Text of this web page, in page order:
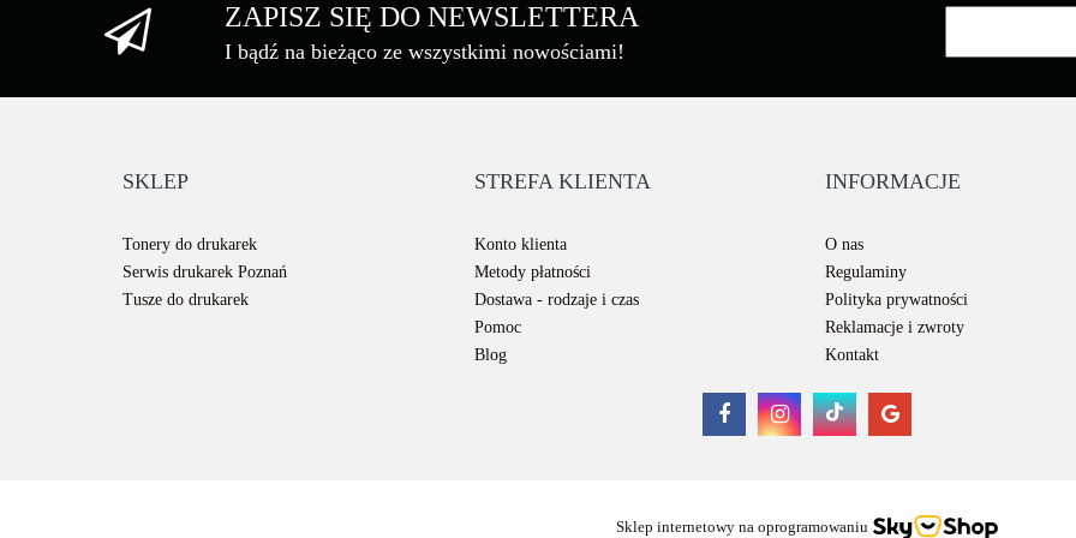
Canon
Cartridge Web
ZAPISZ SIĘ DO NEWSLETTERA
I bądź na bieżąco ze wszystkimi nowościami!
SKLEP
Tonery do drukarek
Serwis drukarek Poznań
Tusze do drukarek
STREFA KLIENTA
Konto klienta
Metody płatności
Dostawa - rodzaje i czas
Pomoc
Blog
INFORMACJE
O nas
Regulaminy
Polityka prywatności
Reklamacje i zwroty
Kontakt
Sklep internetowy na oprogramowaniu